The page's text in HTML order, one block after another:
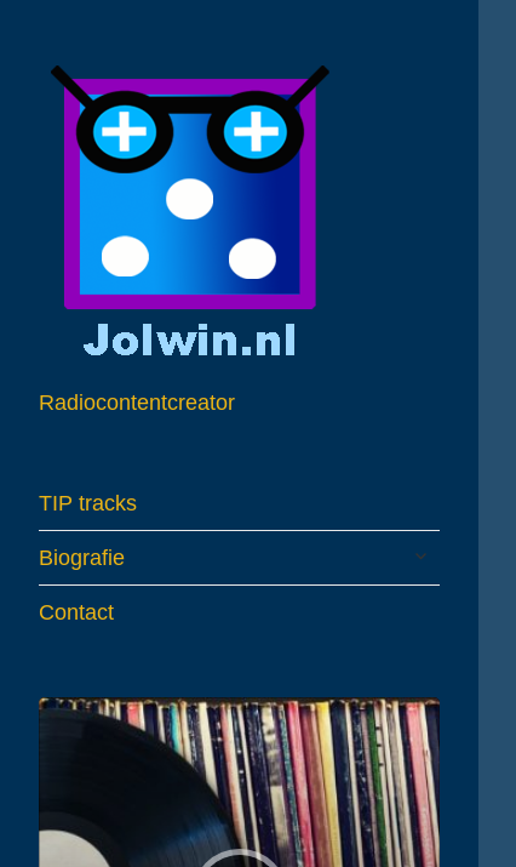
Radiocontentcreator
TIP tracks
Biografie
child
menu
Contact
Audiospeler